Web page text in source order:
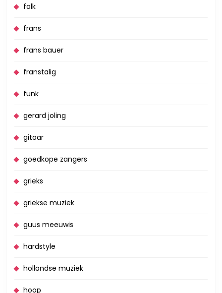
folk
frans
frans bauer
franstalig
funk
gerard joling
gitaar
goedkope zangers
grieks
griekse muziek
guus meeuwis
hardstyle
hollandse muziek
hoop